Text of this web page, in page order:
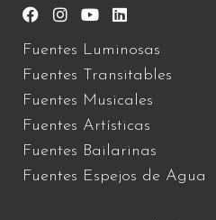
Fuentes Luminosas
Fuentes Transitables
Fuentes Musicales
Fuentes Artísticas
Fuentes Bailarinas
Fuentes Espejos de Agua